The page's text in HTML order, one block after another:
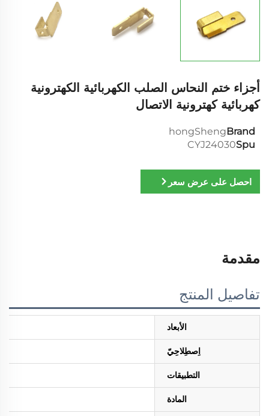
أجزاء ختم النحاس الصلب الكهربائية الكهترونية
كهربائية كهترونية الاتصال
Brand
hongSheng
Spu
CYJ24030
احصل على عرض سعر
مقدمة
تفاصيل المنتج
الأبعاد
اِصطِلاحِيّ
التطبيقات
المادة